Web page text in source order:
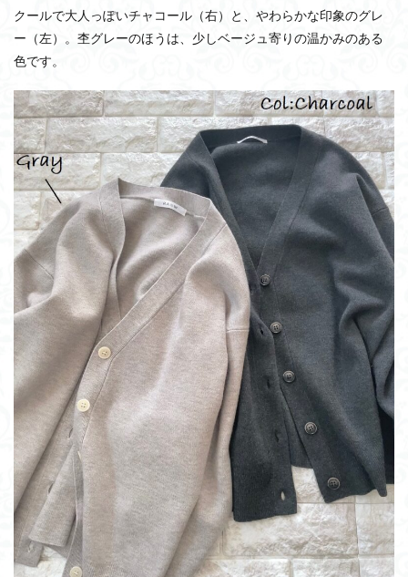
クールで大人っぽいチャコール（右）と、やわらかな印象のグレ
ー（左）。杢グレーのほうは、少しベージュ寄りの温かみのある
色です。